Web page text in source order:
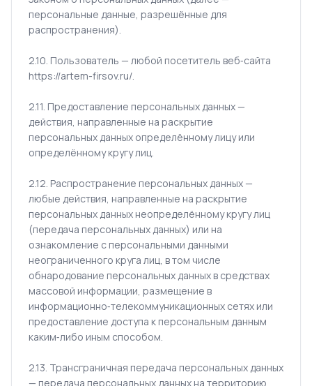
персональные данные, разрешённые для
распространения).
2.10. Пользователь — любой посетитель веб‑сайта
https://artem-firsov.ru/.
2.11. Предоставление персональных данных —
действия, направленные на раскрытие
персональных данных определённому лицу или
определённому кругу лиц.
2.12. Распространение персональных данных —
любые действия, направленные на раскрытие
персональных данных неопределённому кругу лиц
(передача персональных данных) или на
ознакомление с персональными данными
неограниченного круга лиц, в том числе
обнародование персональных данных в средствах
массовой информации, размещение в
информационно‑телекоммуникационных сетях или
предоставление доступа к персональным данным
каким‑либо иным способом.
2.13. Трансграничная передача персональных данных
— передача персональных данных на территорию